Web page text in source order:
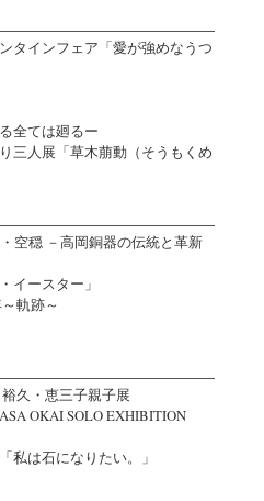
タインフェア「愛が強めなうつ
全ては廻るー
三人展「草木萠動（そうもくめ
空穏 －高岡銅器の伝統と革新
イースター」
軌跡～
久・恵三子親子展
OKAI SOLO EXHIBITION
私は石になりたい。」